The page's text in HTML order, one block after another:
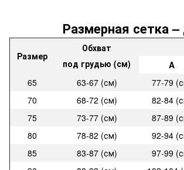
Размерная сетка
Размер
Обхват
под грудью (см)
A
65
63-67 (см) 77-79
70
68-72 (см) 82-84
75
73-77 (см) 87-89
80
78-82 (см) 92-94
85
83-87 (см) 97-99